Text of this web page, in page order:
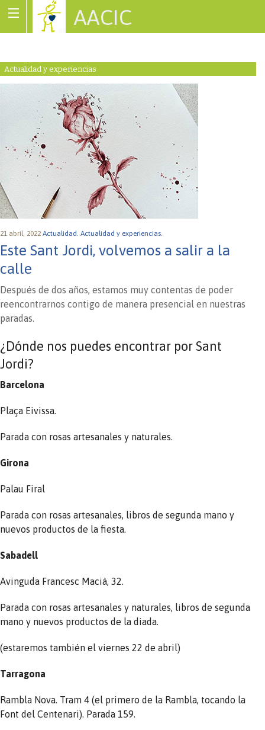
AACIC
Actualidad y experiencias
21 abril, 2022 Actualidad. Actualidad y experiencias.
Este Sant Jordi, volvemos a salir a la
calle
Después de dos años, estamos muy contentas de poder
reencontrarnos contigo de manera presencial en nuestras
paradas.
¿Dónde nos puedes encontrar por Sant
Jordi?
Barcelona
Plaça Eivissa.
Parada con rosas artesanales y naturales.
Girona
Palau Firal
Parada con rosas artesanales, libros de segunda mano y
nuevos productos de la fiesta.
Sabadell
Avinguda Francesc Macià, 32.
Parada con rosas artesanales y naturales, libros de segunda
mano y nuevos productos de la diada.
(estaremos también el viernes 22 de abril)
Tarragona
Rambla Nova. Tram 4 (el primero de la Rambla, tocando la
Font del Centenari). Parada 159.